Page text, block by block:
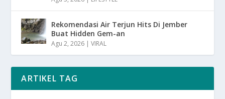
Rekomendasi Air Terjun Hits Di Jember
Buat Hidden Gem-an
Agu 2, 2026 |VIRAL
ARTIKEL TAG